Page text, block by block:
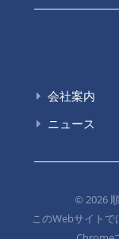
会社案内
ニュース
© 2026
このWebサイト